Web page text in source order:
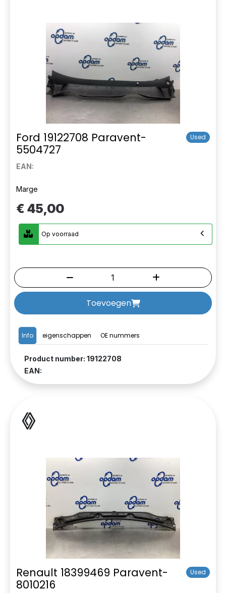
Ford 19122708 Paravent-
5504727
Used
EAN:
Info eigenschappen OE nummers
Product number: 19122708
EAN:
Marge
€ 45,00
Op voorraad
Toevoegen
Renault 18399469 Paravent-
8010216
Used